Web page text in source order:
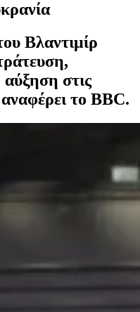
Βλαντιμίρ
στις
το BBC.